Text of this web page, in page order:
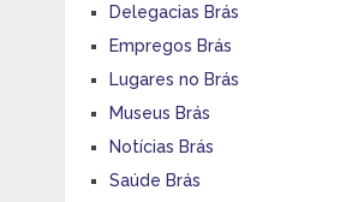
Delegacias Brás
Empregos Brás
Lugares no Brás
Museus Brás
Notícias Brás
Saúde Brás